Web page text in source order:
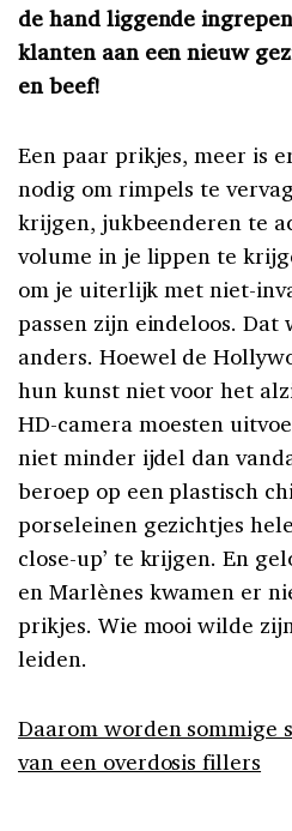
de hand liggende
klanten aan een nieuw
en beef!
Een paar prikjes, meer is
nodig om rimpels te
krijgen, jukbeenderen te
volume in je lippen te
om je uiterlijk met niet-
passen zijn eindeloos. Dat
anders. Hoewel de
hun kunst niet voor het
HD-camera moesten
niet minder ijdel dan
beroep op een plastisch
porseleinen gezichtjes
close-up’ te krijgen. En
en Marlènes kwamen er
prikjes. Wie mooi wilde
leiden.
Daarom worden sommige
van een overdosis fillers